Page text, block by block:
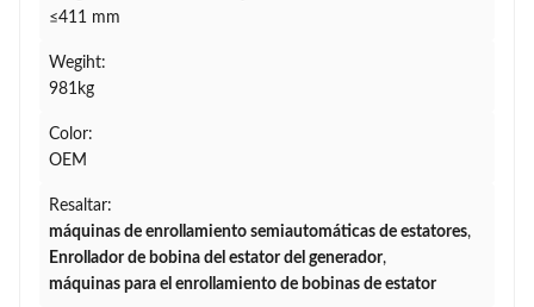
≤411 mm
Wegiht:
981kg
Color:
OEM
Resaltar:
máquinas de enrollamiento semiautomáticas de estatores,
Enrollador de bobina del estator del generador,
máquinas para el enrollamiento de bobinas de estator